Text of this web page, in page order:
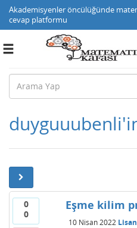
Akademisyenler öncülüğünde
cevap platformu
Toggle
0
0
Eşme kilim
10 Nisan 2022